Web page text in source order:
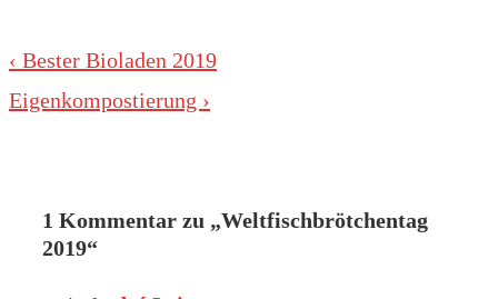
Beitragsnavigation
Vorheriger
Beitrag
‹ Bester Bioladen 2019
Nächster
Eigenkompostierung ›
1 Kommentar zu „Weltfischbrötchentag
2019“